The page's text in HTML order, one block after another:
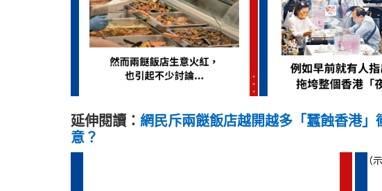
延伸閱讀： 網民斥兩餸飯店越開越多「蠶蝕香港
意？